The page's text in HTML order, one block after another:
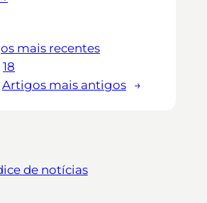
mais recentes
18
Artigos mais antigos
→
de notícias